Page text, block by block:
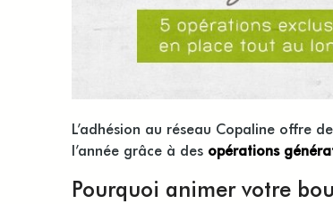
L’adhésion au réseau Copaline offre
l’année grâce à des opérations
Pourquoi animer votre